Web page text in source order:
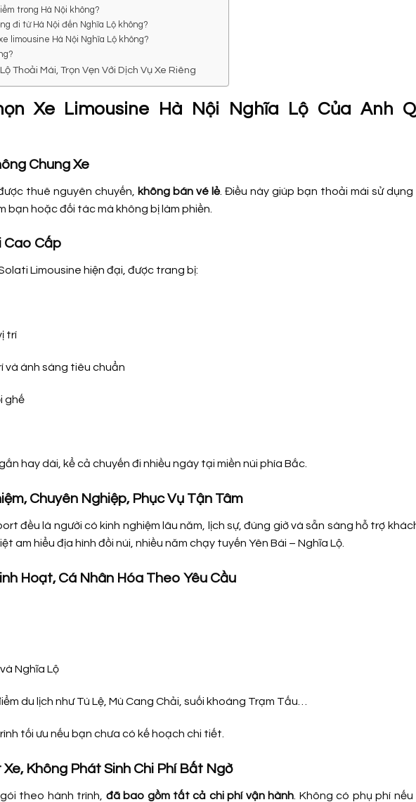
trong Hà Nội không?
đi từ Hà Nội đến Nghĩa Lộ không?
limousine Hà Nội Nghĩa Lộ không?
Thoải Mái, Trọn Vẹn Với Dịch Vụ Xe Riêng
Xe Limousine Hà Nội Nghĩa Lộ Của Anh
Chung Xe
thuê nguyên chuyến, không bán vé lẻ. Điều này giúp bạn thoải mái sử dụng
bạn hoặc đối tác mà không bị làm phiền.
Cao Cấp
Limousine hiện đại, được trang bị:
trí
và ánh sáng tiêu chuẩn
ghế
hay dài, kể cả chuyến đi nhiều ngày tại miền núi phía Bắc.
Chuyên Nghiệp, Phục Vụ Tận Tâm
đều là người có kinh nghiệm lâu năm, lịch sự, đúng giờ và sẵn sàng hỗ trợ
am hiểu địa hình đồi núi, nhiều năm chạy tuyến Yên Bái – Nghĩa Lộ.
Hoạt, Cá Nhân Hóa Theo Yêu Cầu
Nghĩa Lộ
du lịch như Tú Lệ, Mù Cang Chải, suối khoáng Trạm Tấu…
tối ưu nếu bạn chưa có kế hoạch chi tiết.
Không Phát Sinh Chi Phí Bất Ngờ
theo hành trình, đã bao gồm tất cả chi phí vận hành . Không có phụ phí